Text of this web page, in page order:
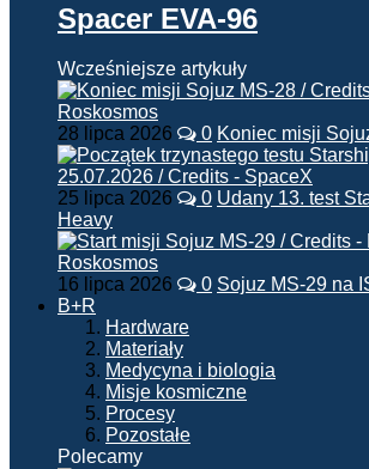
Spacer EVA-96
Wcześniejsze artykuły
28 lipca 2026 0 Koniec misji
25 lipca 2026 0 Udany 13. test
Heavy
16 lipca 2026 0 Sojuz MS-29 na
B+R
Hardware
Materiały
Medycyna i biologia
Misje kosmiczne
Procesy
Pozostałe
Polecamy